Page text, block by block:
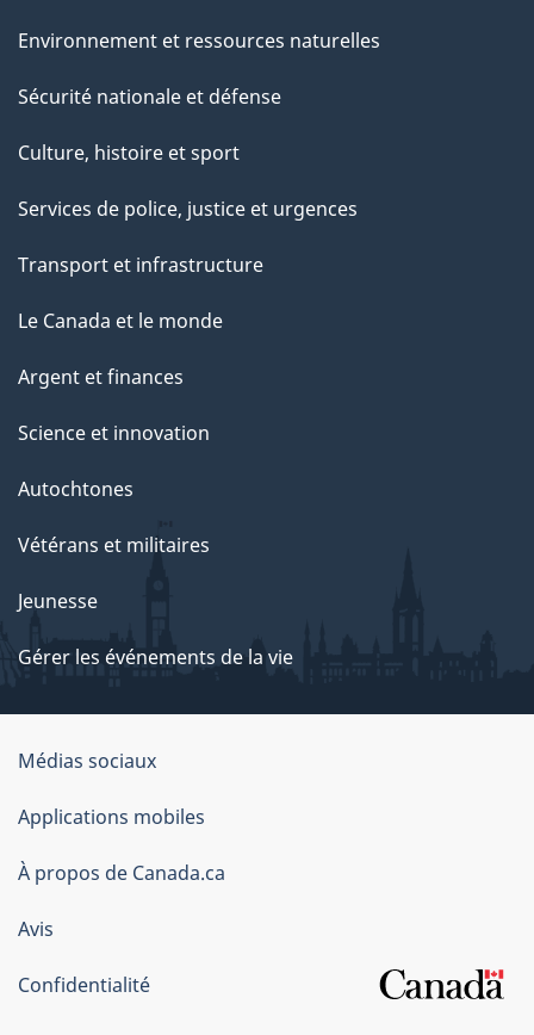
Environnement et ressources naturelles
Sécurité nationale et défense
Culture, histoire et sport
Services de police, justice et urgences
Transport et infrastructure
Le Canada et le monde
Argent et finances
Science et innovation
Autochtones
Vétérans et militaires
Jeunesse
Gérer les événements de la vie
Organisation
du
gouvernement
du
Canada
Médias sociaux
Applications mobiles
À propos de Canada.ca
Avis
Confidentialité